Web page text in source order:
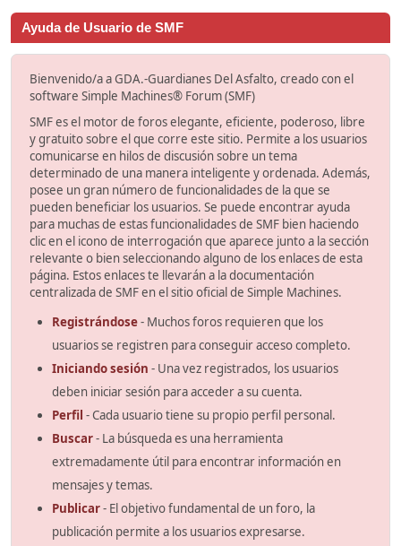
Ayuda de Usuario de SMF
Bienvenido/a a GDA.-Guardianes Del Asfalto, creado con el
software Simple Machines® Forum (SMF)
SMF es el motor de foros elegante, eficiente, poderoso, libre
y gratuito sobre el que corre este sitio. Permite a los usuarios
comunicarse en hilos de discusión sobre un tema
determinado de una manera inteligente y ordenada. Además,
posee un gran número de funcionalidades de la que se
pueden beneficiar los usuarios. Se puede encontrar ayuda
para muchas de estas funcionalidades de SMF bien haciendo
clic en el icono de interrogación que aparece junto a la sección
relevante o bien seleccionando alguno de los enlaces de esta
página. Estos enlaces te llevarán a la documentación
centralizada de SMF en el sitio oficial de Simple Machines.
Registrándose- Muchos foros requieren que los
usuarios se registren para conseguir acceso completo.
Iniciando sesión - Una vez registrados, los usuarios
deben iniciar sesión para acceder a su cuenta.
Perfil - Cada usuario tiene su propio perfil personal.
Buscar- La búsqueda es una herramienta
extremadamente útil para encontrar información en
mensajes y temas.
Publicar- El objetivo fundamental de un foro, la
publicación permite a los usuarios expresarse.